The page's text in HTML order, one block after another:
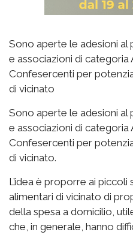
Sono aperte le adesioni
e associazioni di
Confesercenti per
di vicinato
Sono aperte le adesioni
e associazioni di
Confesercenti per
di vicinato.
L’idea è proporre ai
alimentari di vicinato di
della spesa a domicilio,
che, in generale, hanno